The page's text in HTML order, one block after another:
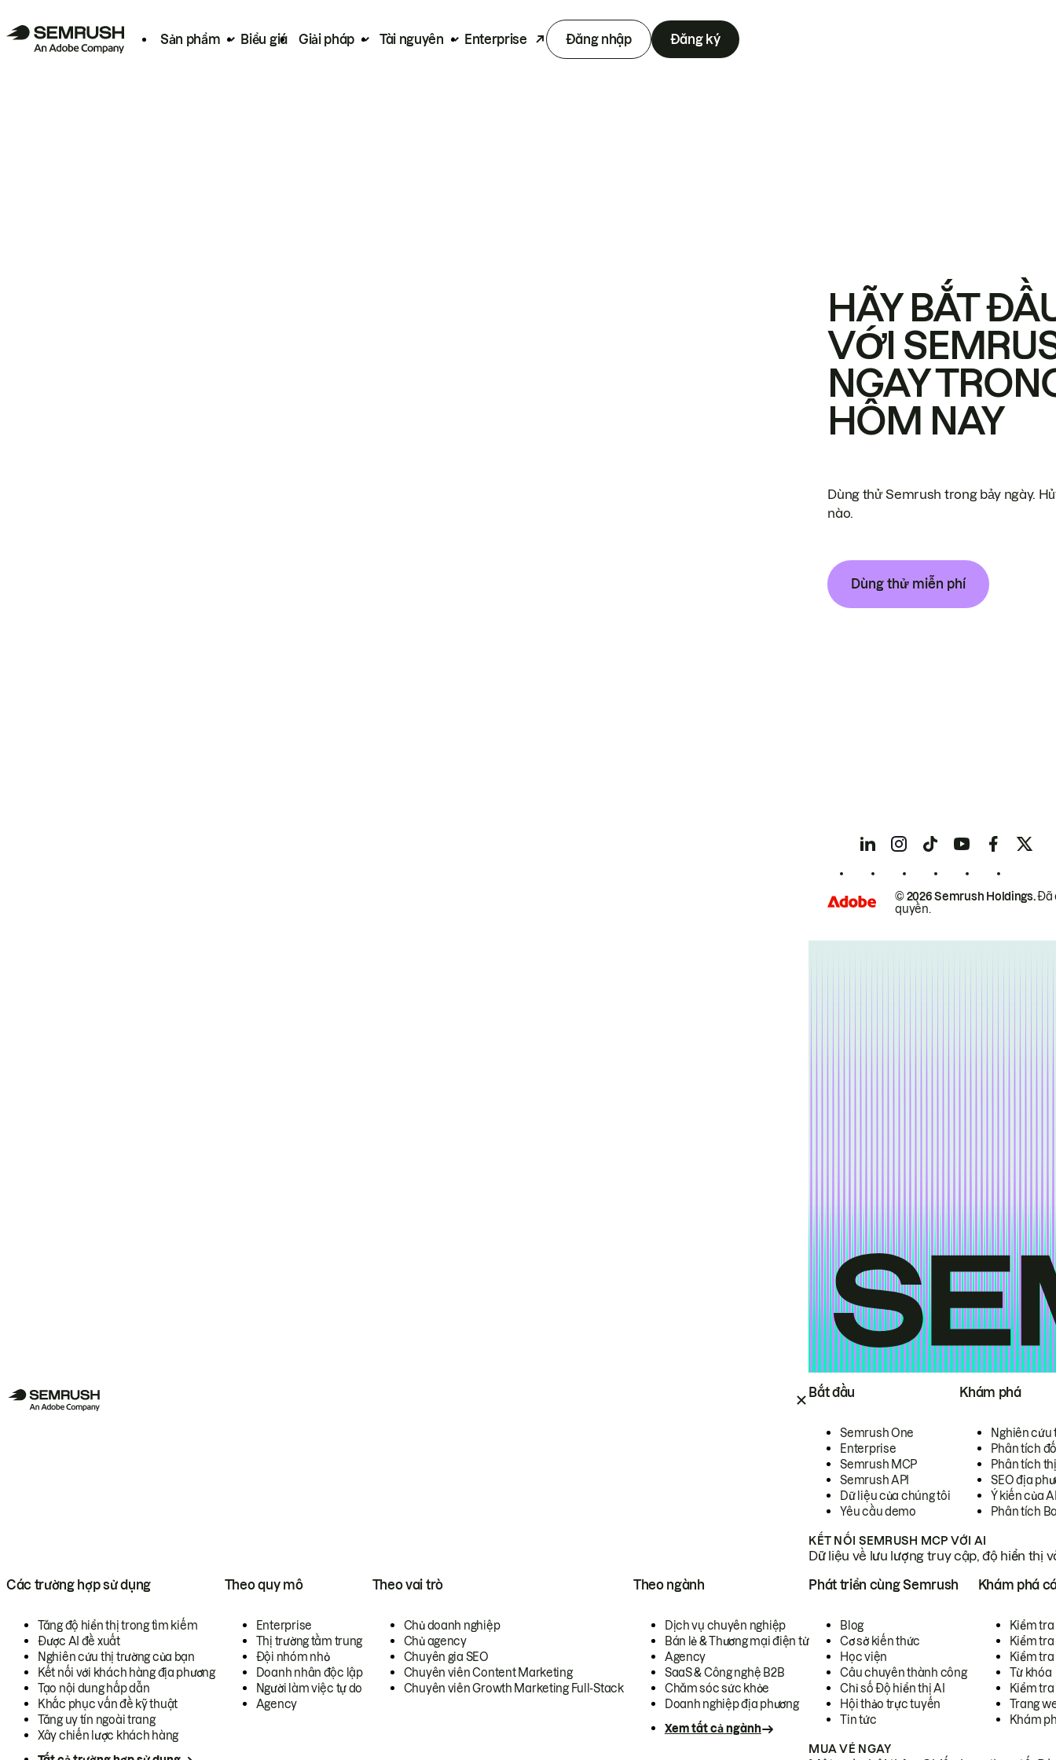
Sản phẩm Biểu giá Giải pháp Tài nguyên Enterprise Đăng nhập Đăng ký
Bắt đầu
Semrush One
Enterprise
Semrush MCP
Semrush API
Dữ liệu của chúng tôi
Yêu cầu demo
Khám phá
Nghiên cứu
Phân tích
Phân tích
SEO địa
Ý kiến của
Phân tích
KẾT NỐI SEMRUSH MCP VỚI AI
Dữ liệu về lưu lượng truy cập, độ hiển thị
Các trường hợp sử dụng
Tăng độ hiển thị trong tìm kiếm
Được AI đề xuất
Nghiên cứu thị trường của bạn
Kết nối với khách hàng địa phương
Tạo nội dung hấp dẫn
Khắc phục vấn đề kỹ thuật
Tăng uy tín ngoài trang
Xây chiến lược khách hàng
Theo quy mô
Enterprise
Thị trường tầm trung
Đội nhóm nhỏ
Doanh nhân độc lập
Người làm việc tự do
Agency
Theo vai trò
Chủ doanh nghiệp
Chủ agency
Chuyên gia SEO
Chuyên viên Content Marketing
Chuyên viên Growth Marketing Full-Stack
Theo ngành
Dịch vụ chuyên nghiệp
Bán lẻ & Thương mại điện tử
Agency
SaaS & Công nghệ B2B
Chăm sóc sức khỏe
Doanh nghiệp địa phương
Xem tất cả ngành
Phát triển cùng Semrush
Blog
Cơ sở kiến thức
Học viện
Câu chuyên thành công
Chỉ số Độ hiển thị AI
Hội thảo trực tuyến
Tin tức
Khám phá
Kiểm
Kiểm tra
Kiểm
Từ khóa
Kiểm
Trang
Khám
MUA VÉ NGAY
HÃY BẮT
VỚI
NGAY
HÔM NAY
Dùng thử Semrush trong bảy ngày.
nào.
Dùng thử miễn phí
© 2026 Semrush Holdings.Đã
quyền.